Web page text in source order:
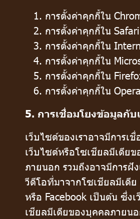
การตั้งค่าคุกกี้ใน
การตั้งค่าคุกกี้ใน Safari
การตั้งค่าคุกกี้ใน
การตั้งค่าคุกกี้ใน
การตั้งค่าคุกกี้ใน
การตั้งค่าคุกกี้ใน Opera
5. การเชื่อมโยงข้อมูลกับ
เว็บไซต์ของเราอาจมีการเ
เว็บไซต์หรือโซเชียลมีเดีย
ภายนอก รวมถึงอาจมีการฝั
วีดีโอที่มาจากโซเชียลมีเดีย
หรือ Facebook เป็นต้น ซึ่ง
เชียลมีเดียของบุคคลภายน